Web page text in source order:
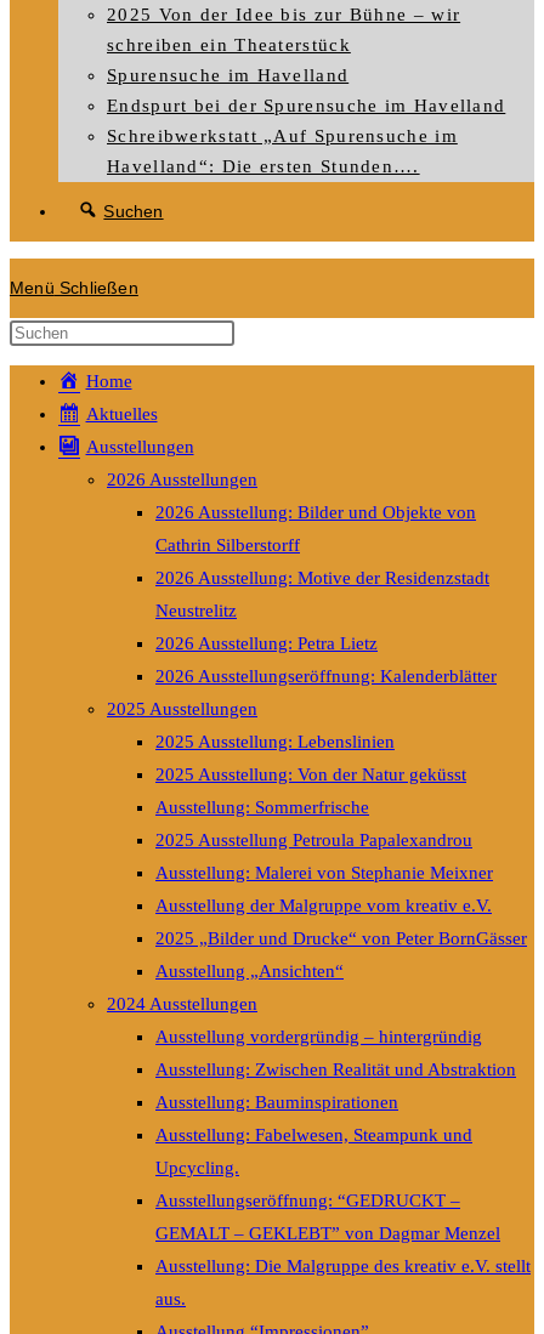
2025 Von der Idee bis zur Bühne – wir
schreiben ein Theaterstück
Spurensuche im Havelland
Endspurt bei der Spurensuche im Havelland
Schreibwerkstatt „Auf Spurensuche im
Havelland“: Die ersten Stunden….
Suchen
Menü Schließen
Diese
Website
durchsuchen
Home
Aktuelles
Ausstellungen
2026 Ausstellungen
2026 Ausstellung: Bilder und Objekte von
Cathrin Silberstorff
2026 Ausstellung: Motive der Residenzstadt
Neustrelitz
2026 Ausstellung: Petra Lietz
2026 Ausstellungseröffnung: Kalenderblätter
2025 Ausstellungen
2025 Ausstellung: Lebenslinien
2025 Ausstellung: Von der Natur geküsst
Ausstellung: Sommerfrische
2025 Ausstellung Petroula Papalexandrou
Ausstellung: Malerei von Stephanie Meixner
Ausstellung der Malgruppe vom kreativ e.V.
2025 „Bilder und Drucke“ von Peter BornGässer
Ausstellung „Ansichten“
2024 Ausstellungen
Ausstellung vordergründig – hintergründig
Ausstellung: Zwischen Realität und Abstraktion
Ausstellung: Bauminspirationen
Ausstellung: Fabelwesen, Steampunk und
Upcycling.
Ausstellungseröffnung: “GEDRUCKT –
GEMALT – GEKLEBT” von Dagmar Menzel
Ausstellung: Die Malgruppe des kreativ e.V. stellt
aus.